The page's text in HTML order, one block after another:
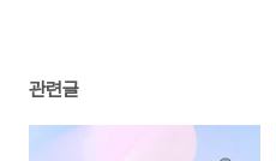
관련글